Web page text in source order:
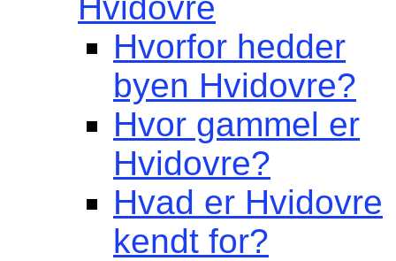
Hvorfor hedder
byen Hvidovre?
Hvor gammel er
Hvidovre?
Hvad er Hvidovre
kendt for?